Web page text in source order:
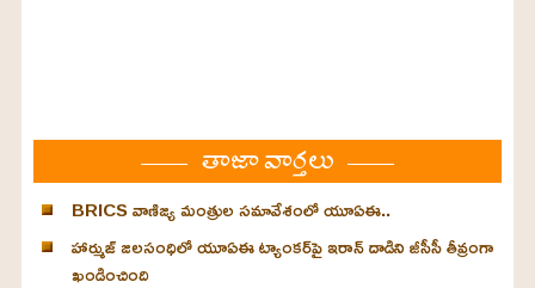
తాజా వార్తలు
BRICS వాణిజ్య మంత్రుల సమావేశంలో యూఏఈ..
హార్ముజ్ జలసంధిలో యూఏఈ ట్యాంకర్‌పై ఇరాన్ దాడిని జీసీసీ తీవ్రంగా
ఖండించింది